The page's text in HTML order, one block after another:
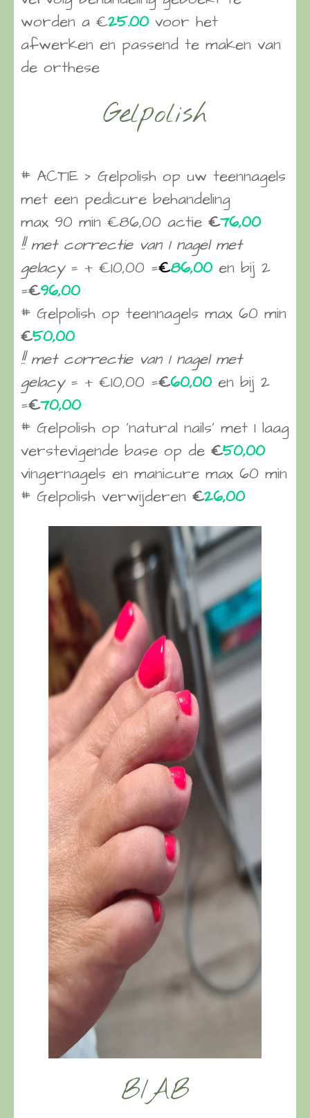
worden a €25.00 voor het
afwerken en passend te maken van
de orthese
Gelpolish
# ACTIE > Gelpolish op uw teennagels
met een pedicure behandeling
max 90 min €86,00 actie €76,00
!! met correctie van 1 nagel met
gelacy= + €10,00 =€86,00 en bij 2
=€96,00
# Gelpolish op teennagels max 60 min
€50,00
!! met correctie van 1 nagel met
gelacy = + €10,00 =€60,00 en bij 2
=€70,00
# Gelpolish op ‘natural nails’ met 1 laag
verstevigende base op de €50,00
vingernagels en manicure max 60 min
# Gelpolish verwijderen €26,00
BIAB